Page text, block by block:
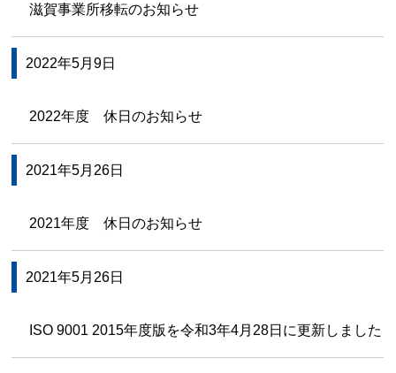
滋賀事業所移転のお知らせ
2022年5月9日
2022年度 休日のお知らせ
2021年5月26日
2021年度 休日のお知らせ
2021年5月26日
ISO 9001 2015年度版を令和3年4月28日に更新しました